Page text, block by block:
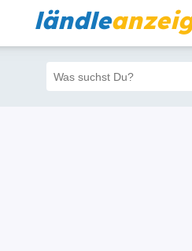
ländle
Filter Alle
14331